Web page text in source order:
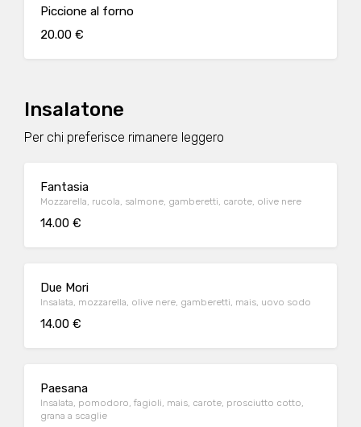
Piccione al forno
20.00 €
Insalatone
Per chi preferisce rimanere leggero
Fantasia
Mozzarella, rucola, salmone, gamberetti, carote, olive nere
14.00 €
Due Mori
Insalata, mozzarella, olive nere, gamberetti, mais, uovo sodo
14.00 €
Paesana
Insalata, pomodoro, fagioli, mais, carote, prosciutto cotto,
grana a scaglie